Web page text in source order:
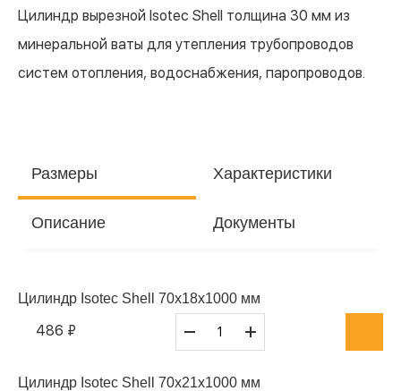
Цилиндр вырезной Isotec Shell толщина 30 мм из
минеральной ваты для утепления трубопроводов
систем отопления, водоснабжения, паропроводов.
Размеры Характеристики
Описание Документы
Цилиндр Isotec Shell 70x18x1000 мм
486 ₽
Цилиндр Isotec Shell 70x21x1000 мм